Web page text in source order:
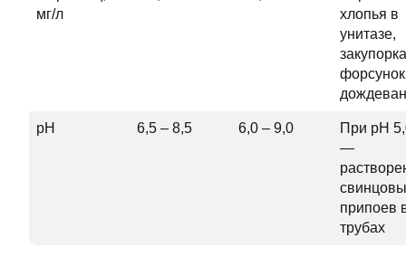
мг/л
хлопья в
унитазе,
закупорка
форсунок
pH 6,5 – 8,5 6,0 – 9,0
При pH
—
припоев
трубах